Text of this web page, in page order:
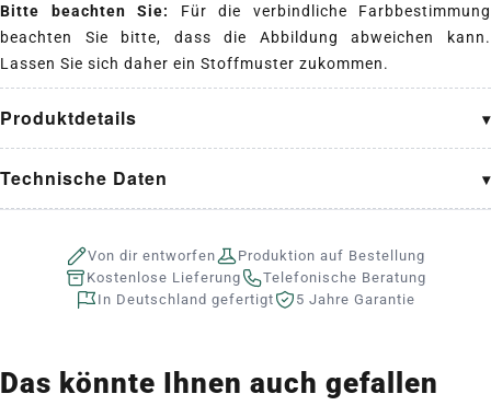
Bitte beachten Sie:
Für die verbindliche Farbbestimmung
beachten Sie bitte, dass die Abbildung abweichen kann.
Lassen Sie sich daher ein Stoffmuster zukommen.
Produktdetails
Technische Daten
Von dir entworfen
Produktion auf Bestellung
Kostenlose Lieferung
Telefonische Beratung
In Deutschland gefertigt
5 Jahre Garantie
Das könnte Ihnen auch gefallen